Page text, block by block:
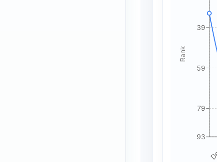
39
59
79
93
Rank